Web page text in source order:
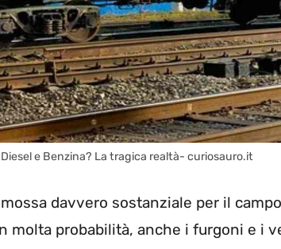
e Benzina? La tragica realtà- curiosauro.it
davvero sostanziale per il
molta probabilità, anche i furgoni e i